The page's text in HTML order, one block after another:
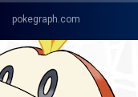
Skip to content